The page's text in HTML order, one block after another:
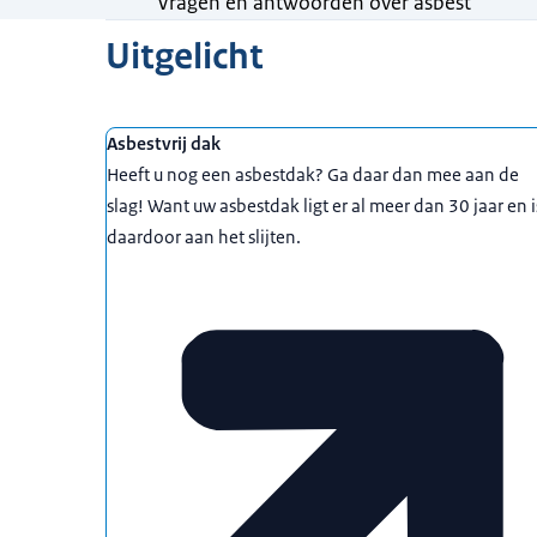
Uitgelicht
Asbestvrij dak
Heeft u nog een asbestdak? Ga daar dan mee aan de
slag! Want uw asbestdak ligt er al meer dan 30 jaar en
daardoor aan het slijten.